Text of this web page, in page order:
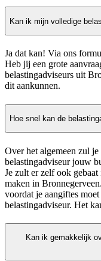
Kan ik mijn volledige
Ja dat kan! Via ons
Heb jij een grote
belastingadviseurs uit
dit aankunnen.
Hoe snel kan de
Over het algemeen zul
belastingadviseur jouw
Je zult er zelf ook
maken in
voordat je aangiftes
belastingadviseur. Het
Kan ik gemakkelijk